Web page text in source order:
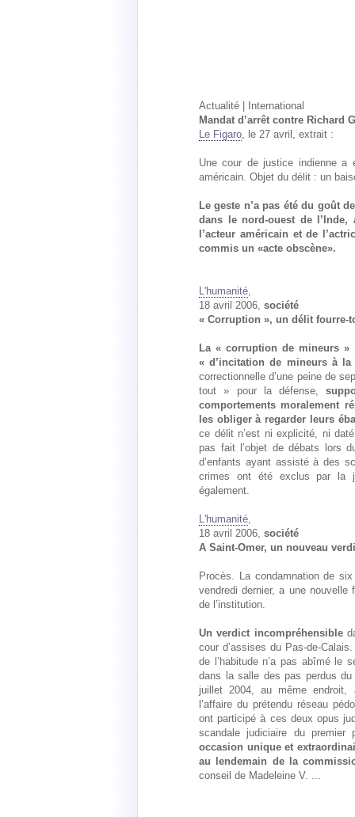
Actualité | International
Mandat d’arrêt contre Richard
Le Figaro, le 27 avril, extrait :
Une cour de justice indienne a
américain. Objet du délit : un
Le geste n’a pas été du goût
dans le nord-ouest de l’Inde,
l’acteur américain et de
commis un «acte obscène».
L'humanité,
18 avril 2006, société
« Corruption », un délit fourre-
La « corruption de mineurs »
« d’incitation de mineurs à la
correctionnelle d’une peine de
tout » pour la défense,
comportements moralement
les obliger à regarder leurs
ce délit n’est ni explicité, ni
pas fait l’objet de débats lors
d’enfants ayant assisté à des
crimes ont été exclus par la
également.
L'humanité,
18 avril 2006, société
A Saint-Omer, un nouveau
Procès. La condamnation de
vendredi dernier, a une
de l’institution.
Un verdict incompréhensible
cour d’assises du Pas-de-
de l’habitude n’a pas abîmé le
dans la salle des pas perdus
juillet 2004, au même endroit,
l’affaire du prétendu réseau
ont participé à ces deux opus
scandale judiciaire du
occasion unique et
au lendemain de la
conseil de Madeleine V. ...